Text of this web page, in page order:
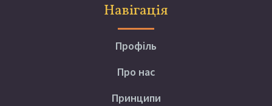
Навігація
Профіль
Про нас
Принципи